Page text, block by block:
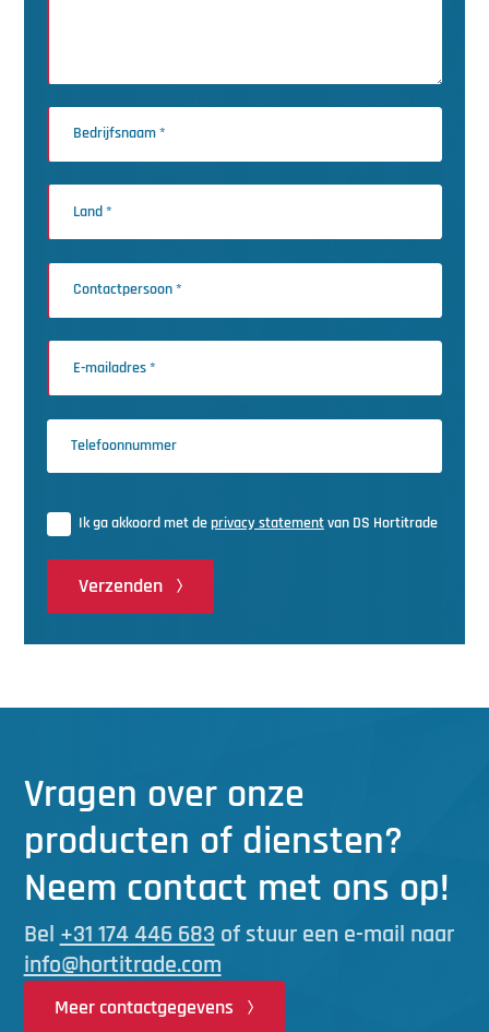
Ik ga akkoord met deprivacy statementvan DS Hortitrade
Verzenden
Vragen over onze
producten of diensten?
Neem contact met ons op!
Bel +31 174 446 683 of stuur een e-mail naar
info@hortitrade.com
Meer contactgegevens